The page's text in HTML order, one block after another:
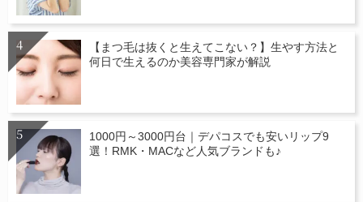
【まつ毛は抜くと生えてこない？】生やす方法と
何日で生えるのか美容専門家が解説
1000円～3000円台｜デパコスでも安いリップ9
選！RMK・MACなど人気ブランドも♪